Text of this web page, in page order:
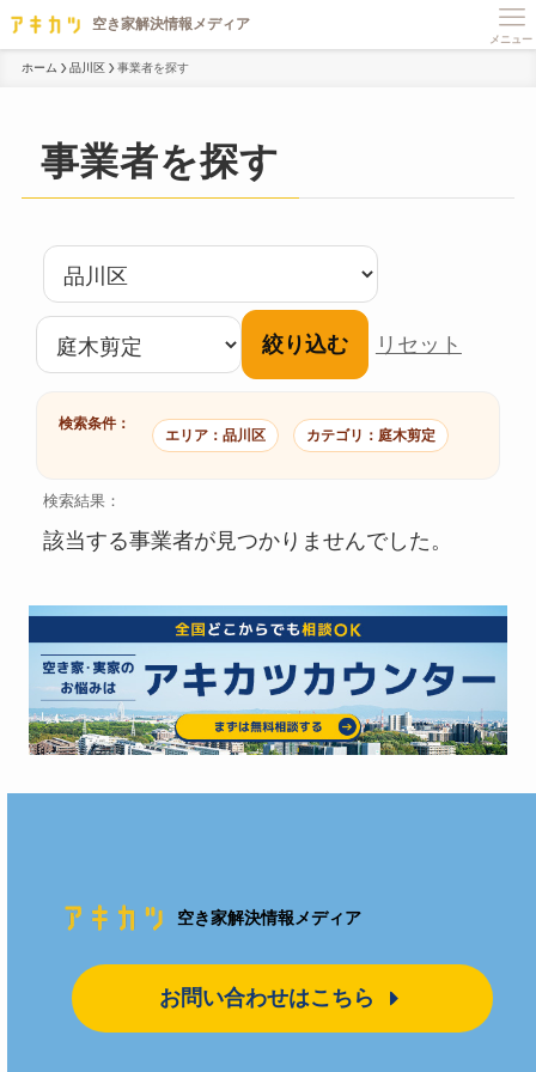
メニュー
ホーム 品川区 事業者を探す
事業者を探す
絞り込む リセット
検索条件：
エリア：品川区 カテゴリ：庭木剪定
検索結果：
該当する事業者が見つかりませんでした。
空き家解決情報メディア
お問い合わせはこちら